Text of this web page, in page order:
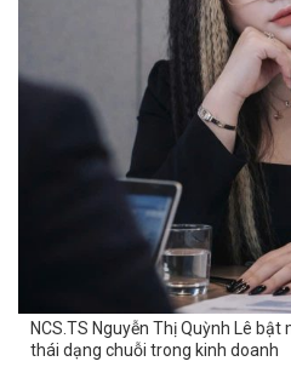
NCS.TS Nguyễn Thị Quỳnh Lê
thái dạng chuỗi trong kinh doanh